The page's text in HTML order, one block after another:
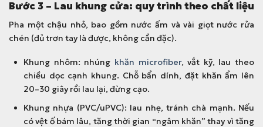
à
:
1
5
.
0
0
0
t
ạ
i
à
:
8
8
.
Bước 3 – Lau khung cửa: quy trình theo chất liệu
Pha một chậu nhỏ, bao gồm nước ấm và vài giọt nước rửa
chén (đủ trơn tay là được, không cần đặc).
Khung nhôm: nhúng khăn microfiber, vắt kỹ, lau theo
chiều dọc cạnh khung. Chỗ bẩn dính, đặt khăn ẩm lên
20–30 giây rồi lau lại, đừng cạo.
Khung nhựa (PVC/uPVC): lau nhẹ, tránh chà mạnh. Nếu
có vệt ố bám lâu, tăng thời gian “ngâm khăn” thay vì tăng